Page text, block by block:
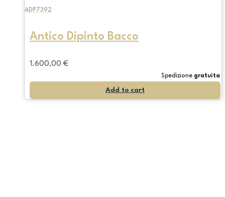
ADP7392
Antico Dipinto Bacco
1.600,00 €
Spedizione gratuita
Add to cart